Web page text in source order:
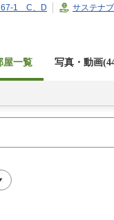
67-1 C、D サステナ
屋一覧 写真・動画